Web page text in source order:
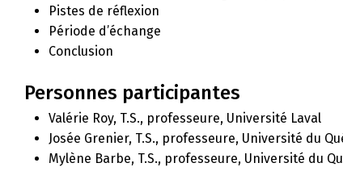
Pistes de réflexion
Période d’échange
Conclusion
Personnes participantes
Valérie Roy, T.S., professeure, Université Laval
Josée Grenier, T.S., professeure, Université du
Mylène Barbe, T.S., professeure, Université du